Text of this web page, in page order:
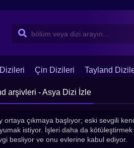
Çin Dizileri Tayland
arşivleri - Asya Dizi İzle
ortaya çıkmaya başlıyor; eski sevgili
istiyor. İşleri daha da
besliyor ve onu evlerine kabul ediyor.